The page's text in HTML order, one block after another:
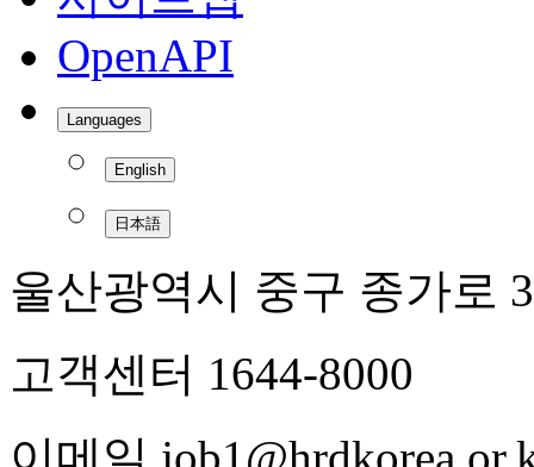
OpenAPI
Languages
English
日本語
울산광역시 중구 종가로
고객센터 1644-8000
이메일